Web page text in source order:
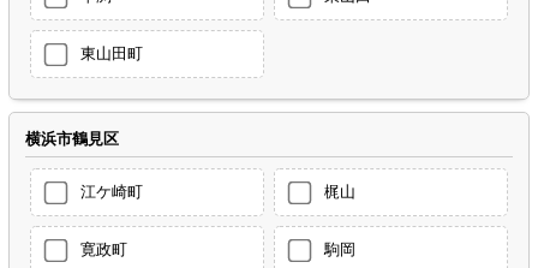
東山田町
横浜市鶴見区
江ケ崎町 梶山
寛政町 駒岡